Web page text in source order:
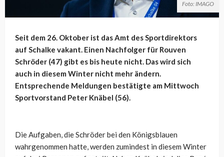
Foto: IMAGO
Seit dem 26. Oktober ist das Amt des Sportdirektors
auf Schalke vakant. Einen Nachfolger für Rouven
Schröder (47) gibt es bis heute nicht. Das wird sich
auch in diesem Winter nicht mehr ändern.
Entsprechende Meldungen bestätigte am Mittwoch
Sportvorstand Peter Knäbel (56).
Die Aufgaben, die Schröder bei den Königsblauen
wahrgenommen hatte, werden zumindest in diesem Winter